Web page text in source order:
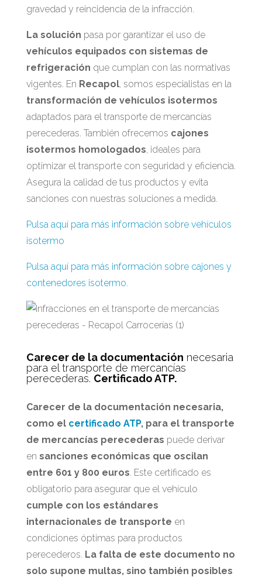
gravedad y reincidencia de la infracción.
La solución pasa por garantizar el uso de
vehículos equipados con sistemas de
refrigeración que cumplan con las normativas
vigentes. En Recapol, somos especialistas en la
transformación de vehículos isotermos
adaptados para el transporte de mercancías
perecederas. También ofrecemos cajones
isotermos homologados, ideales para
optimizar el transporte con seguridad y eficiencia.
Asegura la calidad de tus productos y evita
sanciones con nuestras soluciones a medida.
Pulsa aquí para más información sobre vehículos
isotermo
Pulsa aquí para más información sobre cajones y
contenedores isotermo.
Carecer de la documentación necesaria
para el transporte de mercancías
perecederas. Certificado ATP.
Carecer de la documentación necesaria,
como el certificado ATP, para el transporte
de mercancías perecederas puede derivar
en sanciones económicas que oscilan
entre 601 y 800 euros. Este certificado es
obligatorio para asegurar que el vehículo
cumple con los estándares
internacionales de transporte en
condiciones óptimas para productos
perecederos. La falta de este documento no
solo supone multas, sino también posibles